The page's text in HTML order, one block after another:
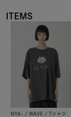
ITEMS
NYA- / WAVE / Tシャツ